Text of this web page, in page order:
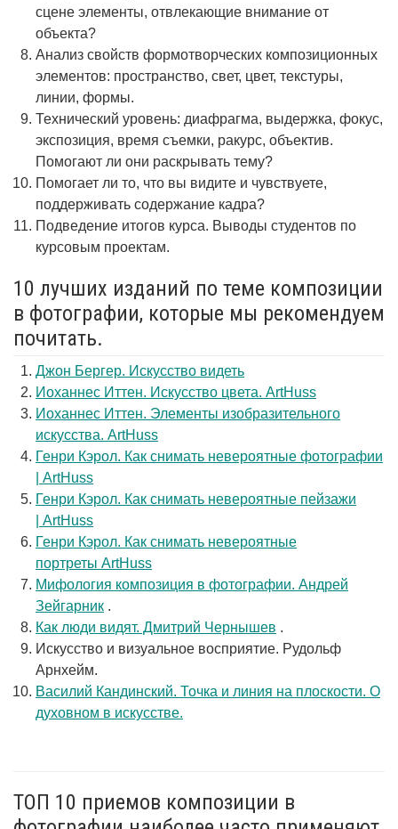
сцене элементы, отвлекающие внимание от
объекта?
Анализ свойств формотворческих композиционных
элементов: пространство, свет, цвет, текстуры,
линии, формы.
Технический уровень: диафрагма, выдержка, фокус,
экспозиция, время съемки, ракурс, объектив.
Помогают ли они раскрывать тему?
Помогает ли то, что вы видите и чувствуете,
поддерживать содержание кадра?
Подведение итогов курса. Выводы студентов по
курсовым проектам.
10 лучших изданий по теме композиции
в фотографии, которые мы рекомендуем
почитать.
Джон Бергер. Искусство видеть
Иоханнес Иттен. Искусство цвета. ArtHuss
Иоханнес Иттен. Элементы изобразительного
искусства. ArtHuss
Генри Кэрол. Как снимать невероятные фотографии
| ArtHuss
Генри Кэрол. Как снимать невероятные пейзажи
| ArtHuss
Генри Кэрол. Как снимать невероятные
портреты ArtHuss
Мифология композиция в фотографии. Андрей
Зейгарник .
Как люди видят. Дмитрий Чернышев .
Искусство и визуальное восприятие. Рудольф
Арнхейм.
Василий Кандинский. Точка и линия на плоскости. О
духовном в искусстве.
ТОП 10 приемов композиции в